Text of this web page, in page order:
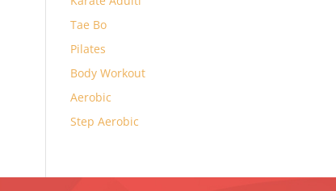
Tae Bo
Pilates
Body Workout
Aerobic
Step Aerobic